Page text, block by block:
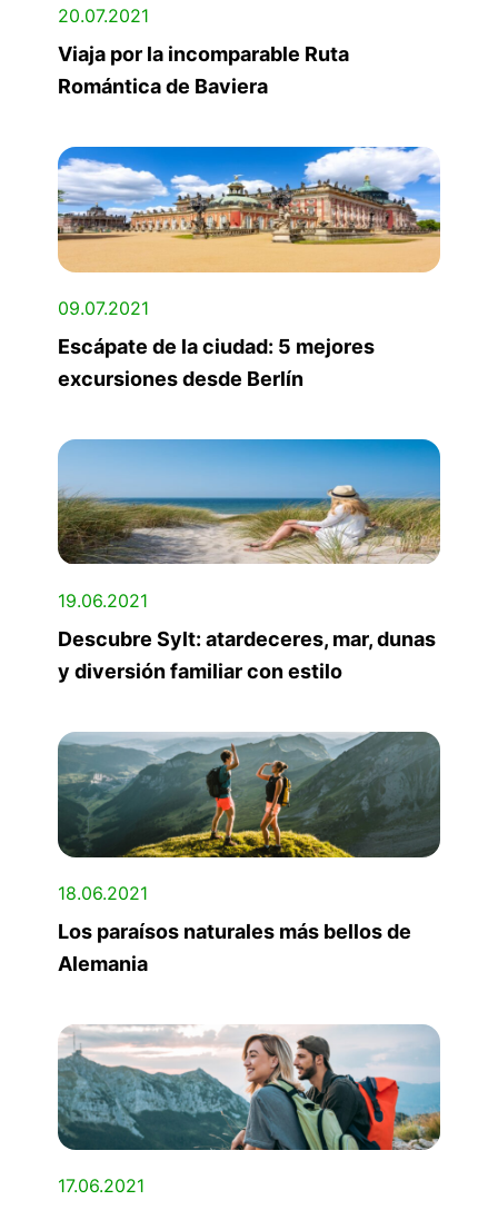
20.07.2021
Viaja por la incomparable Ruta
Romántica de Baviera
09.07.2021
Escápate de la ciudad: 5 mejores
excursiones desde Berlín
19.06.2021
Descubre Sylt: atardeceres, mar, dunas
y diversión familiar con estilo
18.06.2021
Los paraísos naturales más bellos de
Alemania
17.06.2021